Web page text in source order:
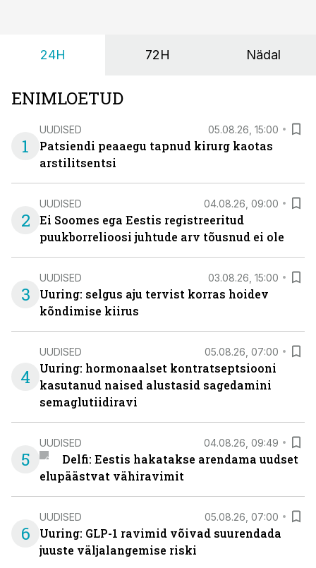
24H 72H Nädal
ENIMLOETUD
1
UUDISED 05.08.26, 15:00
Patsiendi peaaegu tapnud kirurg kaotas
arstilitsentsi
2
UUDISED 04.08.26, 09:00
Ei Soomes ega Eestis registreeritud
puukborrelioosi juhtude arv tõusnud ei ole
3
UUDISED 03.08.26, 15:00
Uuring: selgus aju tervist korras hoidev
kõndimise kiirus
4
UUDISED 05.08.26, 07:00
Uuring: hormonaalset kontratseptsiooni
kasutanud naised alustasid sagedamini
semaglutiidiravi
5
UUDISED 04.08.26, 09:49
Delfi: Eestis hakatakse arendama uudset
elupäästvat vähiravimit
6
UUDISED 05.08.26, 07:00
Uuring: GLP-1 ravimid võivad suurendada
juuste väljalangemise riski